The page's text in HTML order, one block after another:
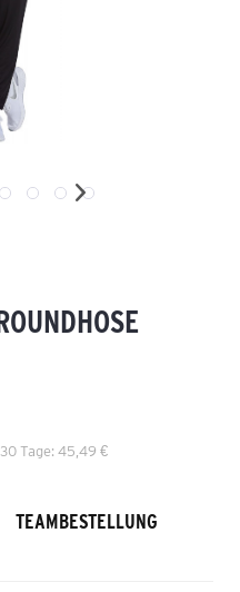
Tage: 45,49 €
TEAMBESTELLUNG